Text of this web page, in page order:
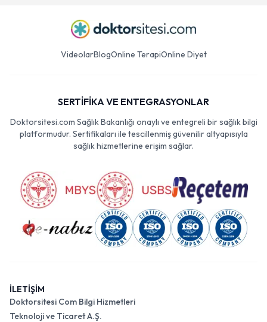
VideolarBlogOnline TerapiOnline Diyet
SERTİFİKA VE ENTEGRASYONLAR
Doktorsitesi.com Sağlık Bakanlığı onaylı ve entegreli bir sağlık bilgi
platformudur. Sertifikaları ile tescillenmiş güvenilir altyapısıyla
sağlık hizmetlerine erişim sağlar.
İLETİŞİM
Doktorsitesi Com Bilgi Hizmetleri
Teknoloji ve Ticaret A.Ş.